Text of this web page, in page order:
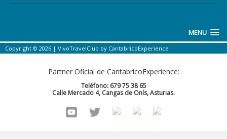
MENU
Copyright © 2026 | VivoTravelClub by CantabricoExperience
Partner Oficial de CantabricoExperience:
Teléfono: 679 75 38 65
Calle Mercado 4, Cangas de Onís, Asturias.